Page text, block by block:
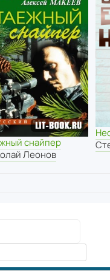
снайпер
Леонов